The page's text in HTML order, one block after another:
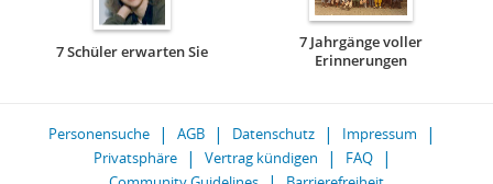
7 Schüler erwarten Sie
7 Jahrgänge voller
Erinnerungen
Personensuche AGB Datenschutz
Impressum
Privatsphäre
Vertrag kündigen
FAQ